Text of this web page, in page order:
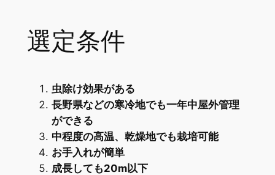
選定条件
虫除け効果がある
長野県などの寒冷地でも一年中屋外管理
ができる
中程度の高温、乾燥地でも栽培可能
お手入れが簡単
成長しても20m以下